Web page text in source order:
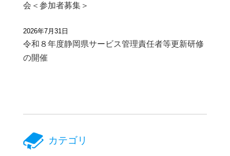
会＜参加者募集＞
2026年7月31日
令和８年度静岡県サービス管理責任者等更新研修
の開催
カテゴリ